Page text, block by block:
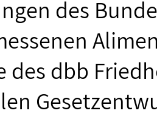
des
des dbb